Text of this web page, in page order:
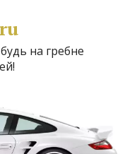
на гребне